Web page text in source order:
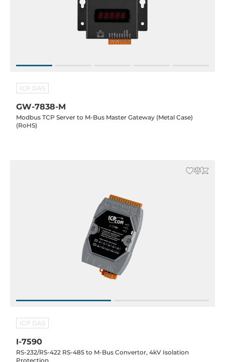
ICP DAS
GW-7838-M
Modbus TCP Server to M-Bus Master Gateway (Metal Case)
(RoHS)
ICP DAS
I-7590
RS-232/RS-422 RS-485 to M-Bus Convertor, 4kV Isolation
Protection